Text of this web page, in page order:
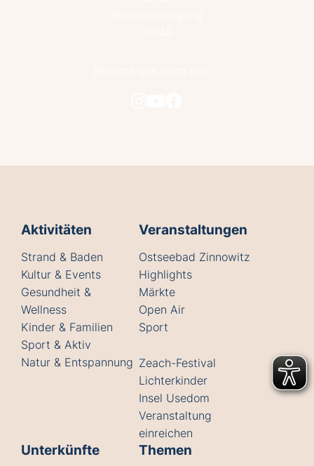
Aktivitäten
Strand & Baden
Kultur & Events
Gesundheit &
Wellness
Kinder & Familien
Sport & Aktiv
Natur & Entspannung
Veranstaltungen
Ostseebad Zinnowitz
Highlights
Märkte
Open Air
Sport
Zeach-Festival
Lichterkinder
Insel Usedom
Veranstaltung
einreichen
Unterkünfte Themen